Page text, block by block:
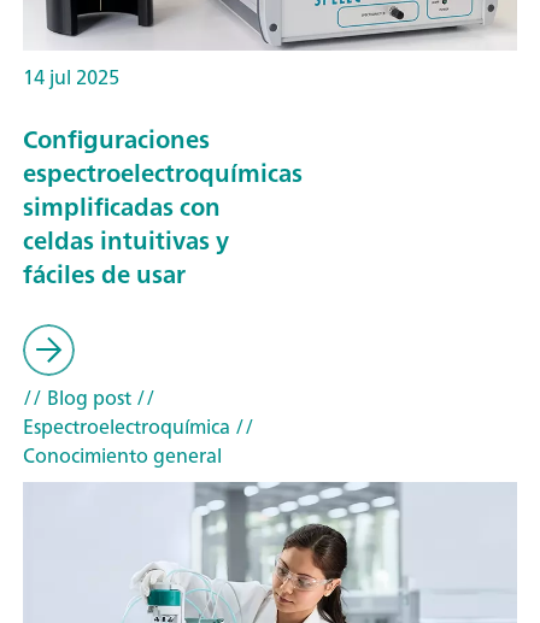
14 jul 2025
Configuraciones
espectroelectroquímicas
simplificadas con
celdas intuitivas y
fáciles de usar
// Blog post//
Espectroelectroquímica //
Conocimiento general